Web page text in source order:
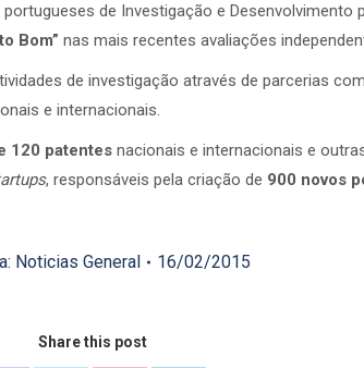
de Investigação e Desenvolvimento
Bom” nas mais recentes avaliações
de investigação através de parcerias
e internacionais.
120 patentes nacionais e internacionais e
, responsáveis pela criação de 900 novos
Noticias General 16/02/2015
Share this post